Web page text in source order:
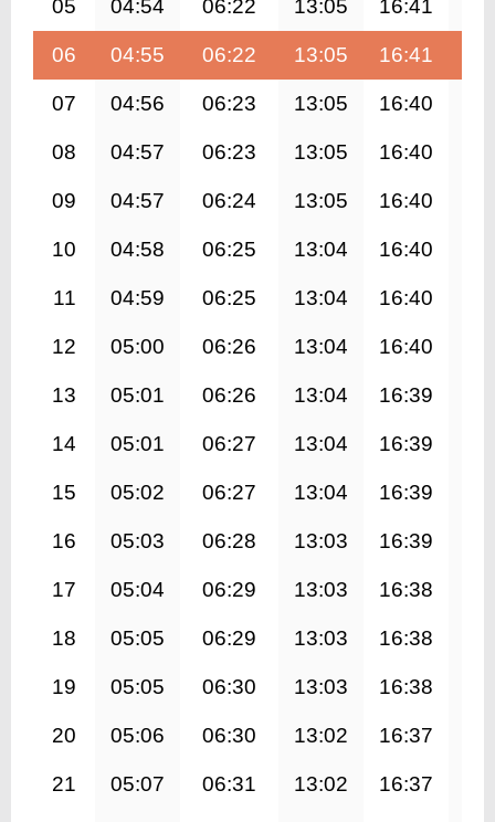
05 04:54 06:22 13:05 16:41
06 04:55 06:22 13:05 16:41
07 04:56 06:23 13:05 16:40
08 04:57 06:23 13:05 16:40
09 04:57 06:24 13:05 16:40
10 04:58 06:25 13:04 16:40
11 04:59 06:25 13:04 16:40
12 05:00 06:26 13:04 16:40
13 05:01 06:26 13:04 16:39
14 05:01 06:27 13:04 16:39
15 05:02 06:27 13:04 16:39
16 05:03 06:28 13:03 16:39
17 05:04 06:29 13:03 16:38
18 05:05 06:29 13:03 16:38
19 05:05 06:30 13:03 16:38
20 05:06 06:30 13:02 16:37
21 05:07 06:31 13:02 16:37